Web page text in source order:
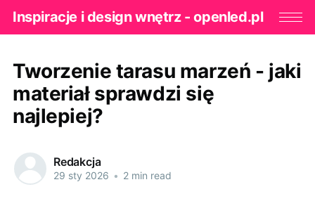
Inspiracje i design wnętrz - openled.pl
Tworzenie tarasu marzeń - jaki
materiał sprawdzi się
najlepiej?
Redakcja
29 sty 2026 • 2 min read